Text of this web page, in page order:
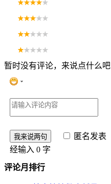
暂时没有评论，来说点什么吧
匿名发表
经输入 0 字
评论月排行